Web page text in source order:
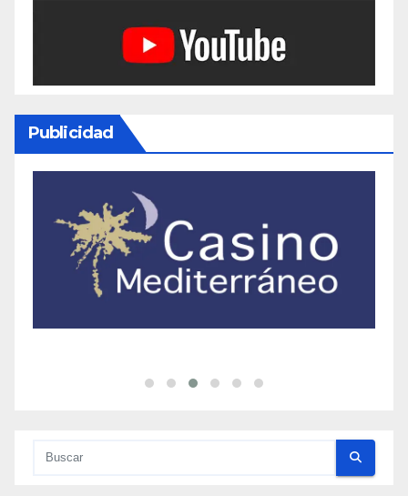
Publicidad